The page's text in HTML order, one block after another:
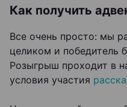
Как получить
Все очень просто: мы
целиком и победитель
Розыгрыш проходит в
условия участия